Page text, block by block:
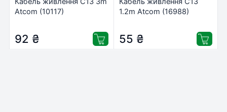
Atcom (10117)
92 ₴
1.2m Atcom (16988)
55 ₴